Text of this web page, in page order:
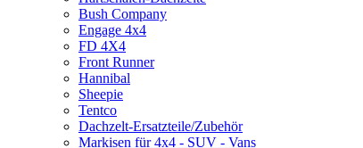
Bush Company
Engage 4x4
FD 4X4
Front Runner
Hannibal
Sheepie
Tentco
Dachzelt-Ersatzteile/Zubehör
Markisen für 4x4 - SUV - Vans